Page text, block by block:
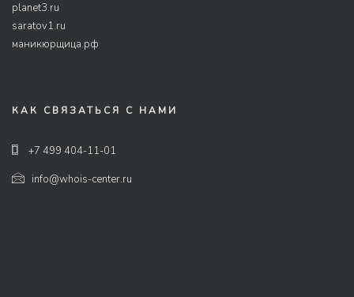
planet3.ru
saratov1.ru
маникюрщица.рф
КАК СВЯЗАТЬСЯ С НАМИ
+7 499 404-11-01
info@whois-center.ru